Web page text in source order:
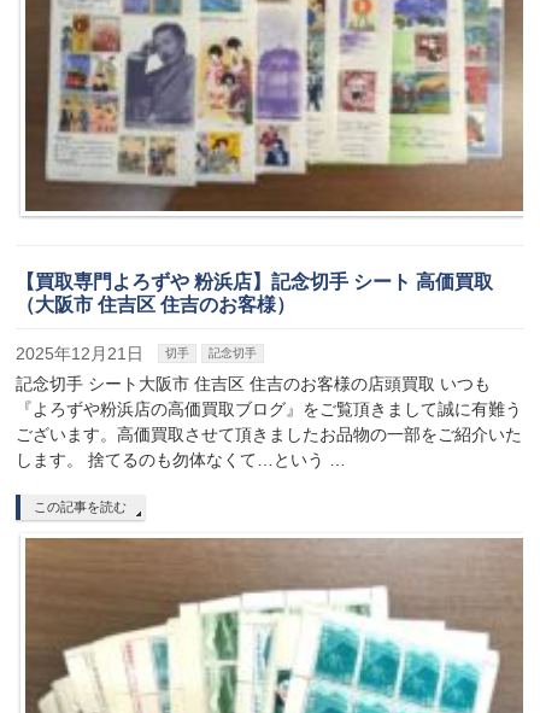
【買取専門よろずや 粉浜店】記念切手 シート 高価買取
（大阪市 住吉区 住吉のお客様）
2025年12月21日 切手 記念切手
記念切手 シート大阪市 住吉区 住吉のお客様の店頭買取 いつも
『よろずや粉浜店の高価買取ブログ』をご覧頂きまして誠に有難う
ございます。高価買取させて頂きましたお品物の一部をご紹介いた
します。 捨てるのも勿体なくて…という …
この記事を読む